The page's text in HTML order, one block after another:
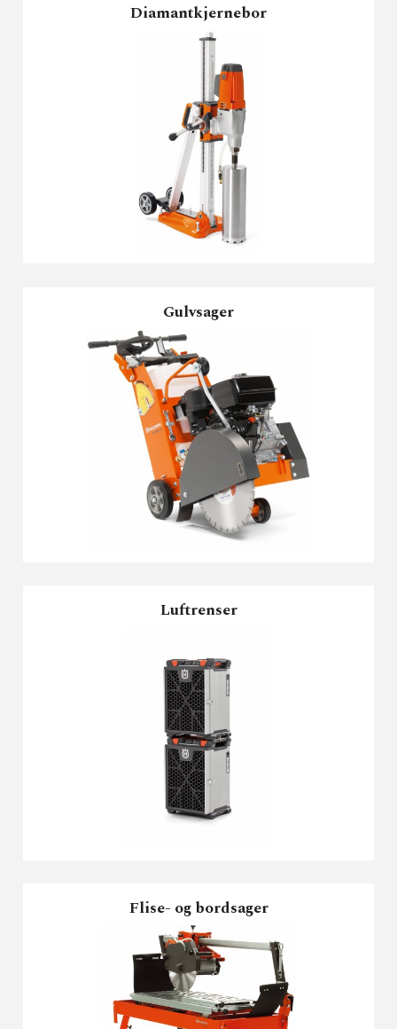
Diamantkjernebor
Gulvsager
Luftrenser
Flise- og bordsager